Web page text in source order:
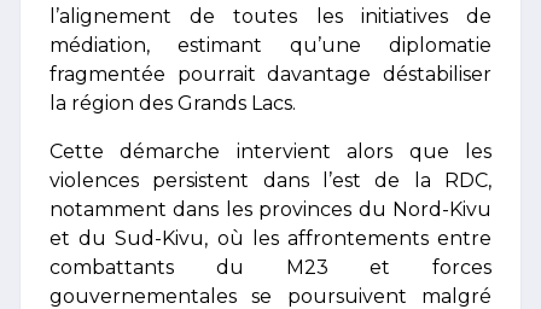
l’alignement de toutes les initiatives de
médiation, estimant qu’une diplomatie
fragmentée pourrait davantage déstabiliser
la région des Grands Lacs.
Cette démarche intervient alors que les
violences persistent dans l’est de la RDC,
notamment dans les provinces du Nord-Kivu
et du Sud-Kivu, où les affrontements entre
combattants du M23 et forces
gouvernementales se poursuivent malgré